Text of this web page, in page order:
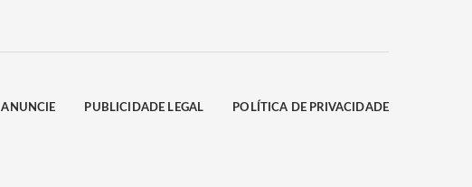
ANUNCIE PUBLICIDADE LEGAL POLÍTICA DE PRIVACIDADE